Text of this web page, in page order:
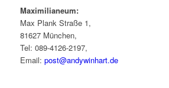
Maximilianeum:
Max Plank Straße 1,
81627 München,
Tel: 089-4126-2197,
Email: post@andywinhart.de